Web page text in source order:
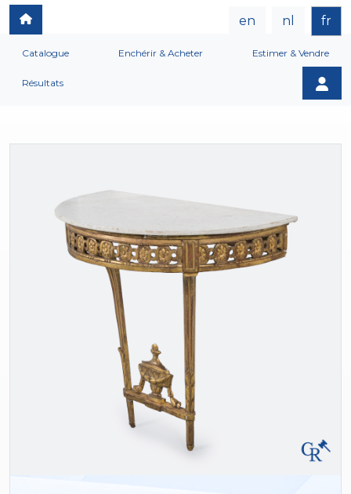
en nl fr
Catalogue Enchérir & Acheter Estimer & Vendre
Résultats